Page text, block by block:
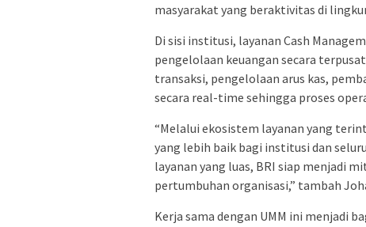
masyarakat yang beraktivitas di
Di sisi institusi, layanan Cash
pengelolaan keuangan secara
transaksi, pengelolaan arus kas,
secara real-time sehingga proses
“Melalui ekosistem layanan yang
yang lebih baik bagi institusi dan
layanan yang luas, BRI siap menjadi
pertumbuhan organisasi,” tambah
Kerja sama dengan UMM ini menjadi